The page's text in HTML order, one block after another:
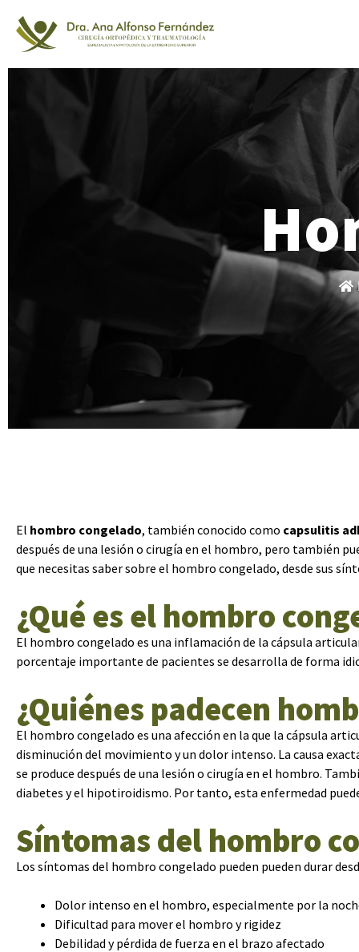
al
contenido
El hombro congelado, también conocido como capsulitis
después de una lesión o cirugía en el hombro, pero también
que necesitas saber sobre el hombro congelado, desde sus
¿Qué es el hombro
El hombro congelado es una inflamación de la cápsula
porcentaje importante de pacientes se desarrolla de forma
¿Quiénes padecen
El hombro congelado es una afección en la que la cápsula
disminución del movimiento y un dolor intenso. La causa
se produce después de una lesión o cirugía en el hombro.
diabetes y el hipotiroidismo. Por tanto, esta enfermedad
Síntomas del hombro
Los síntomas del hombro congelado pueden pueden durar
Dolor intenso en el hombro, especialmente por la
Dificultad para mover el hombro y rigidez
Debilidad y pérdida de fuerza en el brazo afectado